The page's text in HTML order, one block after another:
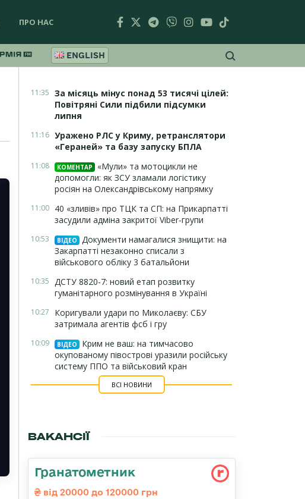
ПРО НАС
ENGLISH
11:35 За місяць мінус понад 53 тисячі цілей:
Повітряні Сили підбили підсумки
липня
11:16 Уражено РЛС у Криму, ретранслятори
«Гераней» та базу запуску БПЛА
11:08 КОМЕНТАР
«Мули» та мотоцикли не
допомогли: як ЗСУ зламали логістику
росіян на Олександрівському напрямку
11:00 40 «зливів» про ТЦК та СП: на Прикарпатті
засудили адміна закритої Viber-групи
10:53 ВІДЕО
Документи намагалися знищити: на
Закарпатті незаконно списали з
військового обліку 3 батальйони
10:35 ДСТУ 8820-7: новий етап розвитку
гуманітарного розмінування в Україні
10:27
Коригували удари по Миколаєву: СБУ
затримала агентів фсб і гру
10:09 ВІДЕО
Крим не ваш: на тимчасово
окупованому півострові уразили російську
систему ППО та військовий кран
ВСІ НОВИНИ
ВАКАНСІЇ
Гранатометник
від 20000 до 120000 грн